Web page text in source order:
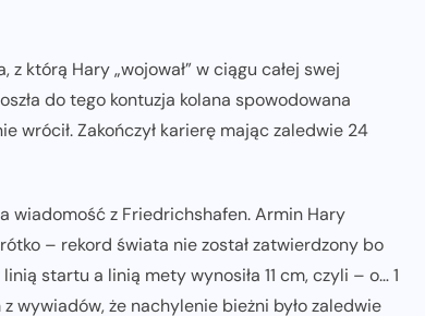
którą Hary „wojował” w ciągu całej swej
do tego kontuzja kolana spowodowana
wrócił. Zakończył karierę mając zaledwie 24
wiadomość z Friedrichshafen. Armin Hary
– rekord świata nie został zatwierdzony bo
startu a linią mety wynosiła 11 cm, czyli – o… 1
wywiadów, że nachylenie bieżni było zaledwie